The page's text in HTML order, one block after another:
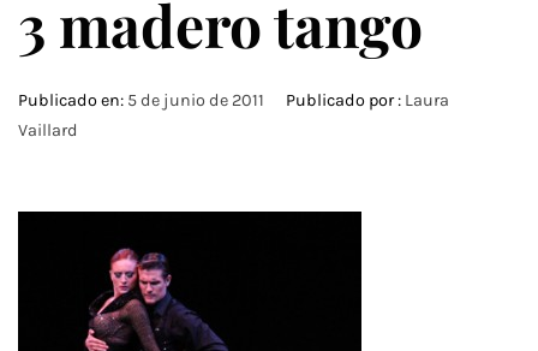
3 madero tango
Publicado en: 5 de junio de 2011 Publicado por : Laura
Vaillard